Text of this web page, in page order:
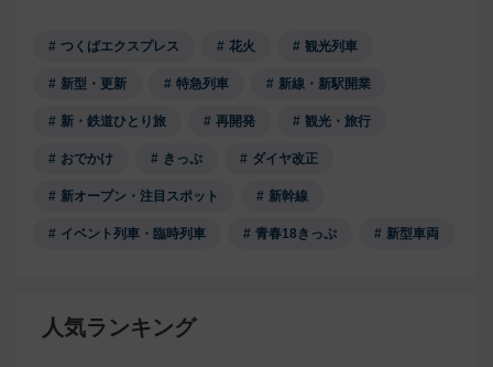
つくばエクスプレス 花火 観光列車
新型・更新 特急列車 新線・新駅開業
新・鉄道ひとり旅 再開発 観光・旅行
おでかけ きっぷ ダイヤ改正
新オープン・注目スポット 新幹線
イベント列車・臨時列車 青春18きっぷ 新型車両
人気ランキング